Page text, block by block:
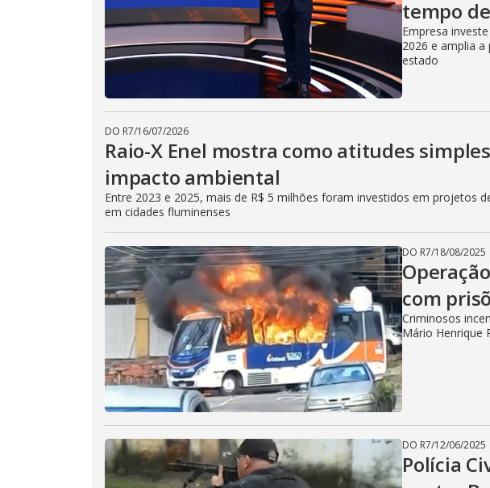
i
d
e
o
tempo
Empresa
2026 e amplia
estado
DO R7/16/07/2026
Raio-X Enel mostra como atitudes
impacto ambiental
Entre 2023 e 2025, mais de R$ 5 milhões foram investidos em projetos
em cidades fluminenses
DO R7/18/08/2025
com
Criminosos
Mário Henrique
DO R7/12/06/2025
Polícia